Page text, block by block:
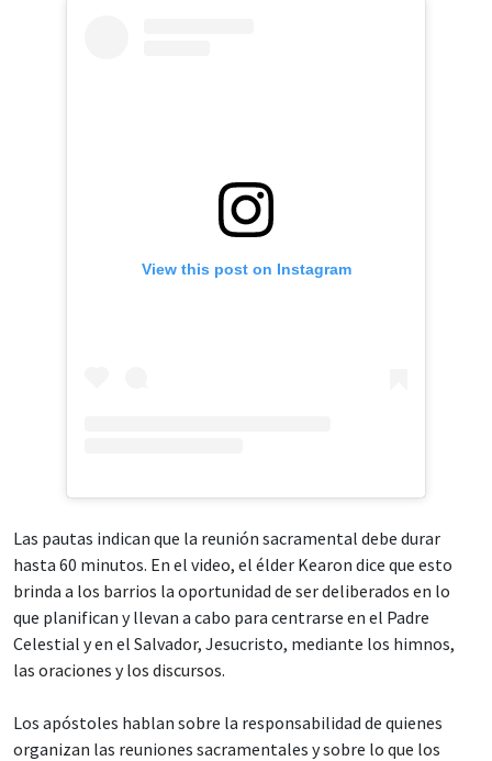
View this post on Instagram
Las pautas indican que la reunión sacramental debe durar
hasta 60 minutos. En el video, el élder Kearon dice que esto
brinda a los barrios la oportunidad de ser deliberados en lo
que planifican y llevan a cabo para centrarse en el Padre
Celestial y en el Salvador, Jesucristo, mediante los himnos,
las oraciones y los discursos.
Los apóstoles hablan sobre la responsabilidad de quienes
organizan las reuniones sacramentales y sobre lo que los